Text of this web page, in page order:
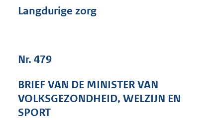
K
b
Langdurige zorg
Nr. 479
BRIEF VAN DE MINISTER VAN
VOLKSGEZONDHEID, WELZIJN EN
SPORT